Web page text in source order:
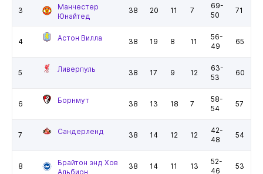
3
Манчестер
Юнайтед
38 20 11 7
69-
50
71
4 Астон Вилла 38 19 8 11
56-
49
65
5 Ливерпуль 38 17 9 12
63-
53
60
6 Борнмут 38 13 18 7
58-
54
57
7 Сандерленд 38 14 12 12
42-
48
54
8
Брайтон энд Хов
Альбион
38 14 11 13
52-
46
53